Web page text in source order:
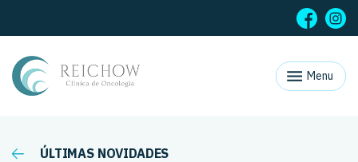
Menu
ÚLTIMAS NOVIDADES